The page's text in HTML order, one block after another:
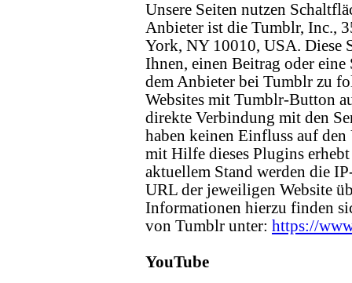
Unsere Seiten nutzen
Anbieter ist die Tumblr, Inc.,
York, NY 10010, USA. Diese
Ihnen, einen Beitrag oder
dem Anbieter bei Tumblr zu
Websites mit Tumblr-Button
direkte Verbindung mit den
haben keinen Einfluss auf
mit Hilfe dieses Plugins
aktuellem Stand werden die
URL der jeweiligen Website
Informationen hierzu finden
von Tumblr unter: https://
YouTube